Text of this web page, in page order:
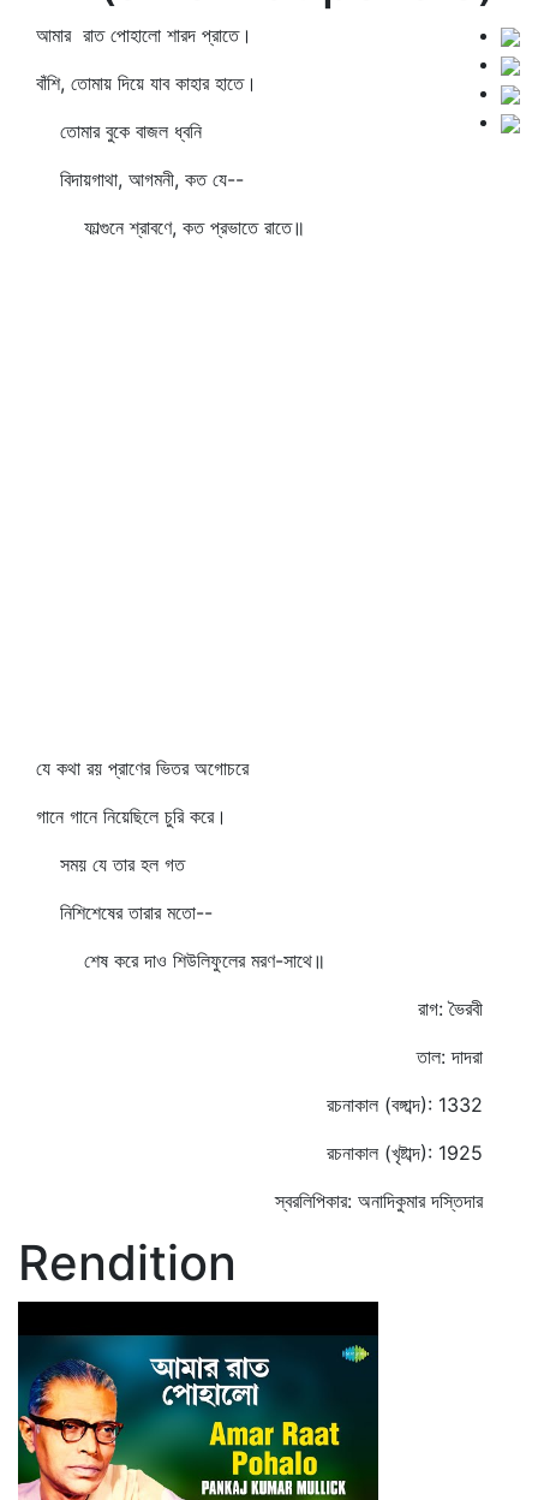
আমার রাত পোহালো শারদ প্রাতে।
বাঁশি, তোমায় দিয়ে যাব কাহার হাতে।
তোমার বুকে বাজল ধ্বনি
বিদায়গাথা, আগমনী, কত যে--
ফাল্গুনে শ্রাবণে, কত প্রভাতে রাতে॥
যে কথা রয় প্রাণের ভিতর অগোচরে
গানে গানে নিয়েছিলে চুরি করে।
সময় যে তার হল গত
নিশিশেষের তারার মতো--
শেষ করে দাও শিউলিফুলের মরণ-সাথে॥
রাগ: ভৈরবী
তাল: দাদরা
রচনাকাল (বঙ্গাব্দ): 1332
রচনাকাল (খৃষ্টাব্দ): 1925
স্বরলিপিকার: অনাদিকুমার দস্তিদার
Rendition